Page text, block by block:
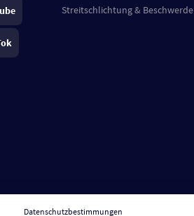
0,99 €
3-
Streitschlichtung & Beschwerde
Datenschutzbestimmungen